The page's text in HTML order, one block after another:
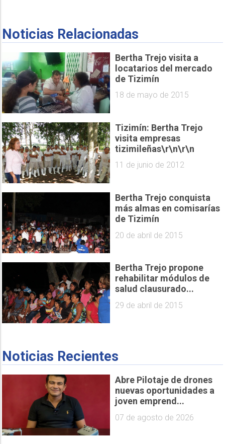
Noticias Relacionadas
Bertha Trejo visita a
locatarios del mercado
de Tizimín
18 de mayo de 2015
Tizimín: Bertha Trejo
visita empresas
tizimileñas\r\n\r\n
11 de junio de 2012
Bertha Trejo conquista
más almas en comisarías
de Tizimín
20 de abril de 2015
Bertha Trejo propone
rehabilitar módulos de
salud clausurado...
29 de abril de 2015
Noticias Recientes
Abre Pilotaje de drones
nuevas oportunidades a
joven emprend...
07 de agosto de 2026